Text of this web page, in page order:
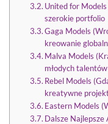
United for
szerokie portfolio
Gaga Models
kreowanie
Malva Models
młodych talentów
Rebel Models
kreatywne
Eastern Models
Dalsze Najlepsze